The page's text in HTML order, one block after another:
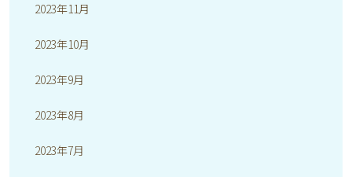
2023年11月
2023年10月
2023年9月
2023年8月
2023年7月